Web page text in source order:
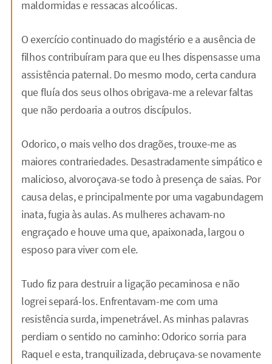
maldormidas e ressacas alcoólicas.
O exercício continuado do magistério e a ausência de
filhos contribuíram para que eu lhes dispensasse uma
assistência paternal. Do mesmo modo, certa candura
que fluía dos seus olhos obrigava-me a relevar faltas
que não perdoaria a outros discípulos.
Odorico, o mais velho dos dragões, trouxe-me as
maiores contrariedades. Desastradamente simpático e
malicioso, alvoroçava-se todo à presença de saias. Por
causa delas, e principalmente por uma vagabundagem
inata, fugia às aulas. As mulheres achavam-no
engraçado e houve uma que, apaixonada, largou o
esposo para viver com ele.
Tudo fiz para destruir a ligação pecaminosa e não
logrei separá-los. Enfrentavam-me com uma
resistência surda, impenetrável. As minhas palavras
perdiam o sentido no caminho: Odorico sorria para
Raquel e esta, tranquilizada, debruçava-se novamente